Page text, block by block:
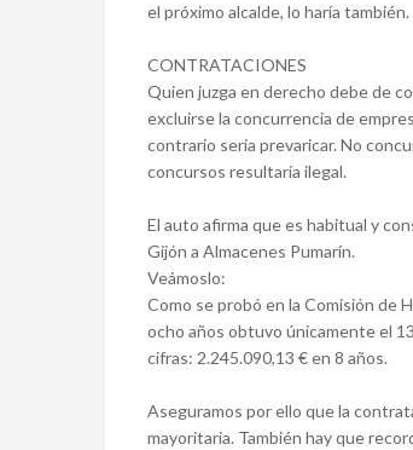
el próximo alcalde, lo haría también.
CONTRATACIONES
Quien juzga en derecho debe de
excluirse la concurrencia de
contrario seria prevaricar. No
concursos resultaría ilegal.
El auto afirma que es habitual y
Gijón a Almacenes Pumarín.
Veámoslo:
Como se probó en la Comisión de
ocho años obtuvo únicamente el
cifras: 2.245.090,13 € en 8 años.
Aseguramos por ello que la
mayoritaria. También hay que